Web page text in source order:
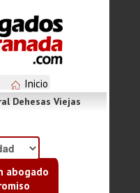
Inicio
abogado
Dehesas Viejas